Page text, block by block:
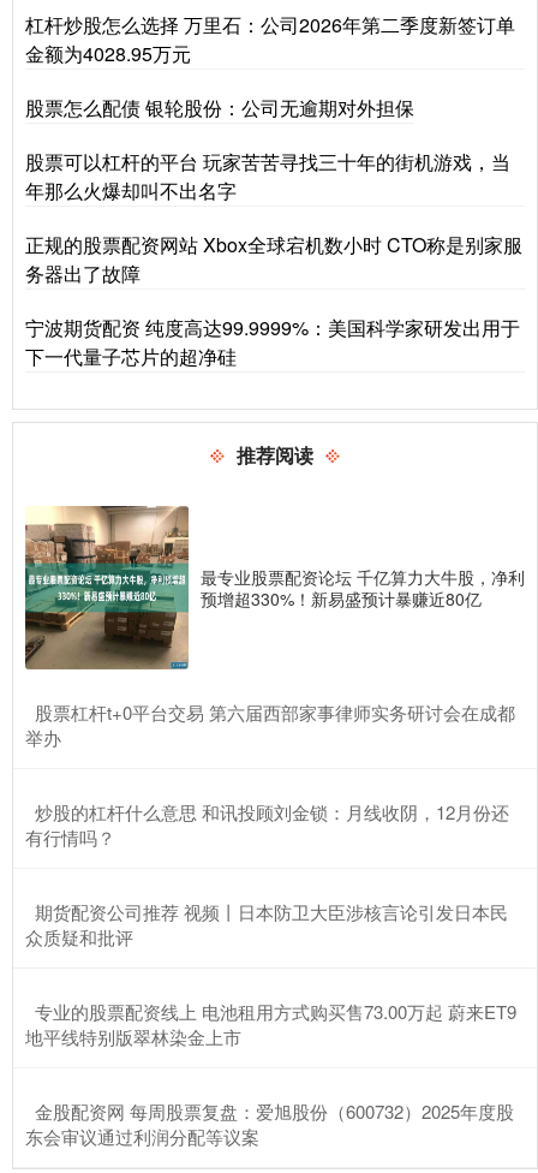
杠杆炒股怎么选择 万里石：公司2026年第二季度新签订单
金额为4028.95万元
股票怎么配债 银轮股份：公司无逾期对外担保
股票可以杠杆的平台 玩家苦苦寻找三十年的街机游戏，当
年那么火爆却叫不出名字
正规的股票配资网站 Xbox全球宕机数小时 CTO称是别家服
务器出了故障
宁波期货配资 纯度高达99.9999%：美国科学家研发出用于
下一代量子芯片的超净硅
推荐阅读
最专业股票配资论坛 千亿算力大牛股，净利
预增超330%！新易盛预计暴赚近80亿
​股票杠杆t+0平台交易 第六届西部家事律师实务研讨会在成都
举办
​炒股的杠杆什么意思 和讯投顾刘金锁：月线收阴，12月份还
有行情吗？
​期货配资公司推荐 视频丨日本防卫大臣涉核言论引发日本民
众质疑和批评
​专业的股票配资线上 电池租用方式购买售73.00万起 蔚来ET9
地平线特别版翠林染金上市
​金股配资网 每周股票复盘：爱旭股份（600732）2025年度股
东会审议通过利润分配等议案